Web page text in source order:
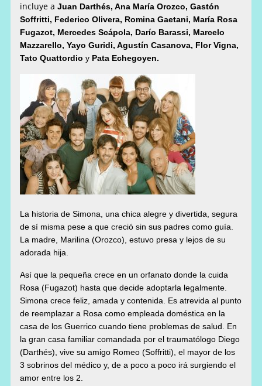
incluye aJuan Darthés, Ana María Orozco, Gastón
Soffritti, Federico Olivera, Romina Gaetani, María Rosa
Fugazot, Mercedes Scápola, Darío Barassi, Marcelo
Mazzarello, Yayo Guridi, Agustín Casanova, Flor Vigna,
Tato Quattordioy Pata Echegoyen.
La historia de Simona, una chica alegre y divertida, segura
de sí misma pese a que creció sin sus padres como guía.
La madre, Marilina (Orozco), estuvo presa y lejos de su
adorada hija.
Así que la pequeña crece en unorfanato donde la cuida
Rosa (Fugazot) hasta que decide adoptarla legalmente.
Simona crece feliz, amada y contenida. Es atrevida al punto
de reemplazar a Rosa como empleada doméstica en la
casa de los Guerrico cuando tiene problemas de salud. En
la gran casa familiar comandada por el traumatólogo Diego
(Darthés), vive su amigo Romeo (Soffritti), el mayor de los
3 sobrinos del médico y, de a poco a poco irá surgiendo el
amor entre los 2.